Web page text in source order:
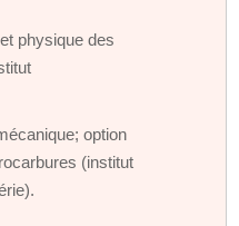
physique des
option
(institut